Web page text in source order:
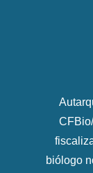
biólogo